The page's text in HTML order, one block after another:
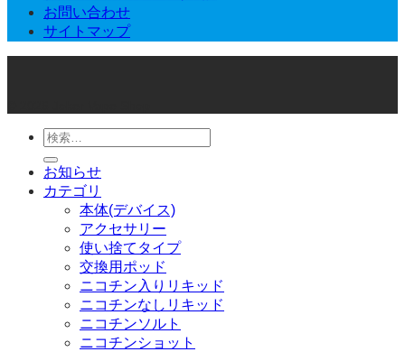
お問い合わせ
サイトマップ
検
索
対
象:
お知らせ
カテゴリ
本体(デバイス)
アクセサリー
使い捨てタイプ
交換用ポッド
ニコチン入りリキッド
ニコチンなしリキッド
ニコチンソルト
ニコチンショット